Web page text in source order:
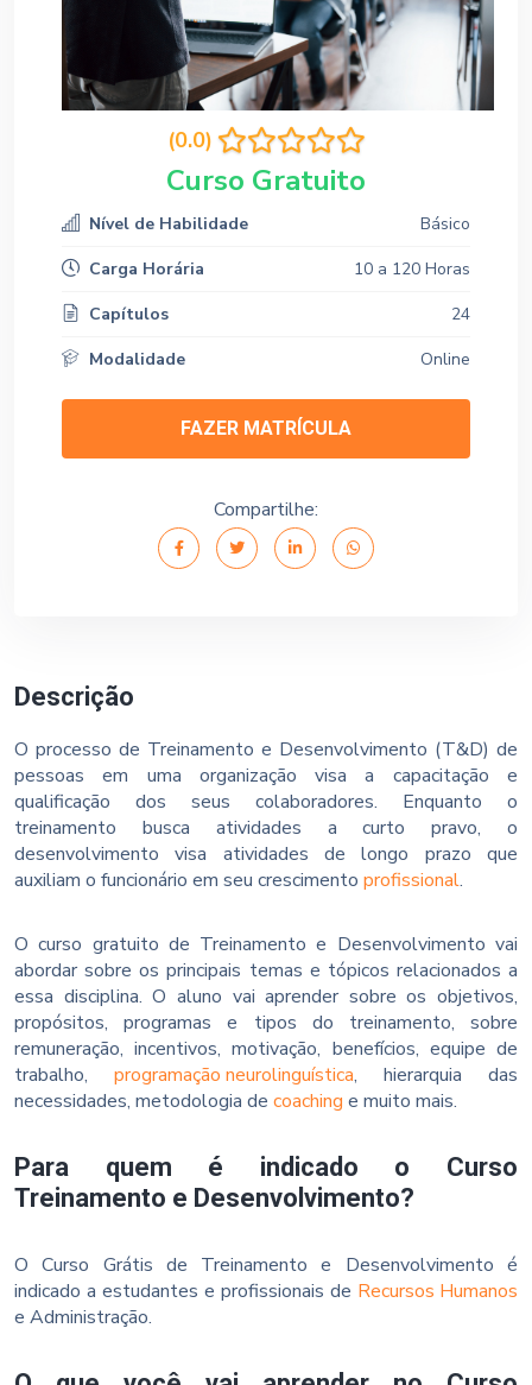
Descrição
O processo de Treinamento e Desenvolvimento (T&D) de
pessoas em uma organização visa a capacitação e
qualificação dos seus colaboradores. Enquanto o
treinamento busca atividades a curto pravo, o
desenvolvimento visa atividades de longo prazo que
auxiliam o funcionário em seu crescimento profissional.
O curso gratuito de Treinamento e Desenvolvimento vai
abordar sobre os principais temas e tópicos relacionados a
essa disciplina. O aluno vai aprender sobre os objetivos,
propósitos, programas e tipos do treinamento, sobre
remuneração, incentivos, motivação, benefícios, equipe de
trabalho, programação neurolinguística, hierarquia das
necessidades, metodologia de coaching e muito mais.
Para quem é indicado o Curso
Treinamento e Desenvolvimento?
O Curso Grátis de Treinamento e Desenvolvimento é
indicado a estudantes e profissionais de Recursos Humanos
e Administração.
(0.0)
Curso Gratuito
Nível de Habilidade
Básico
Carga Horária
10 a 120 Horas
Capítulos
24
Modalidade
Online
FAZER MATRÍCULA
Compartilhe: